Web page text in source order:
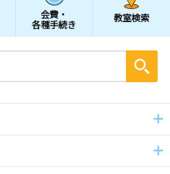
会費・
各種手続き
教室検索